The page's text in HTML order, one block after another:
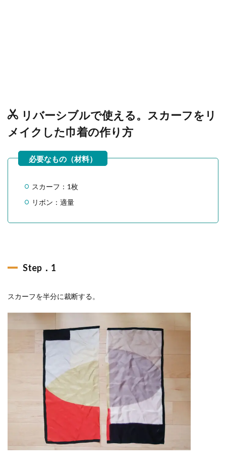
リバーシブルで使える。スカーフをリ
メイクした巾着の作り方
スカーフ：1枚
リボン：適量
Step．1
スカーフを半分に裁断する。